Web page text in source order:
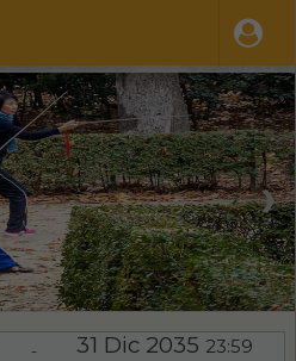
❯
- 31 Dic 2035 23:59